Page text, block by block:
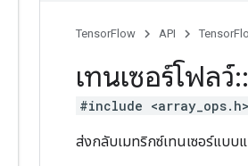
TensorFlow API
เทนเซอร์โฟลว์::
#include <array_ops.h>
ส่งกลับเมทริกซ์เทนเซอร์แบ